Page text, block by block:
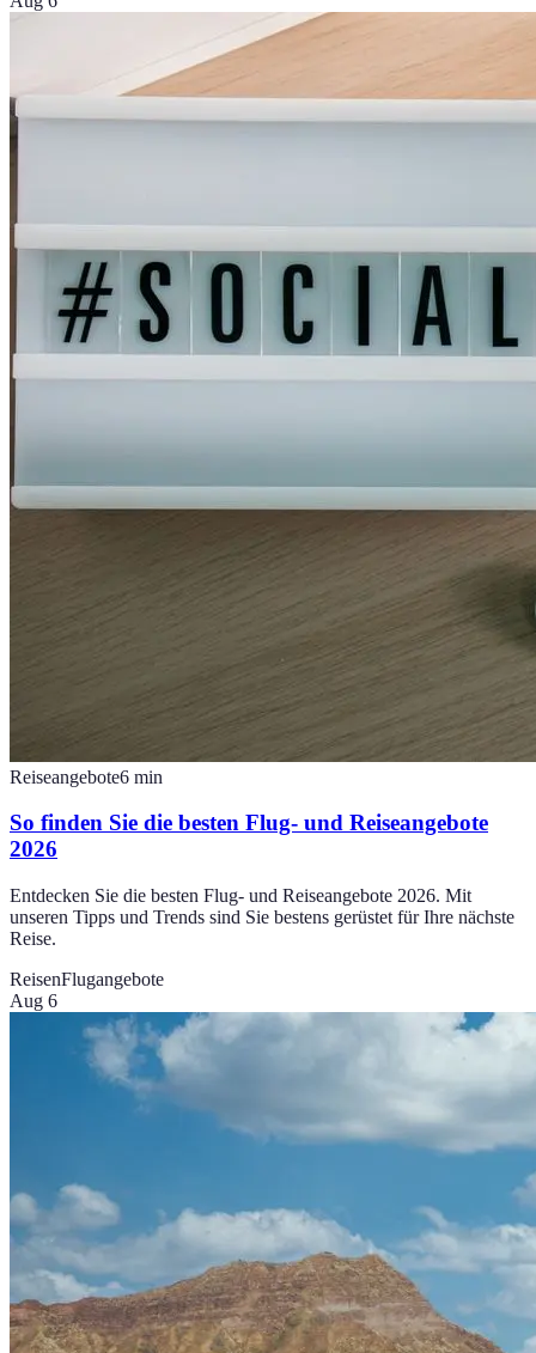
Reiseangebote6 min
So finden Sie die besten Flug- und Reiseangebote
2026
Entdecken Sie die besten Flug- und Reiseangebote 2026. Mit
unseren Tipps und Trends sind Sie bestens gerüstet für Ihre nächste
Reise.
ReisenFlugangebote
Aug 6